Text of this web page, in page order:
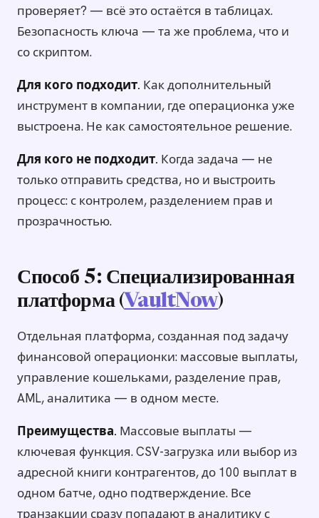
проверяет? — всё это остаётся в таблицах.
Безопасность ключа — та же проблема, что и
со скриптом.
Для кого подходит. Как дополнительный
инструмент в компании, где операционка уже
выстроена. Не как самостоятельное решение.
Для кого не подходит. Когда задача — не
только отправить средства, но и выстроить
процесс: с контролем, разделением прав и
прозрачностью.
Способ 5: Специализированная
платформа (VaultNow)
Отдельная платформа, созданная под задачу
финансовой операционки: массовые выплаты,
управление кошельками, разделение прав,
AML, аналитика — в одном месте.
Преимущества. Массовые выплаты —
ключевая функция. CSV-загрузка или выбор из
адресной книги контрагентов, до 100 выплат в
одном батче, одно подтверждение. Все
транзакции сразу попадают в аналитику с